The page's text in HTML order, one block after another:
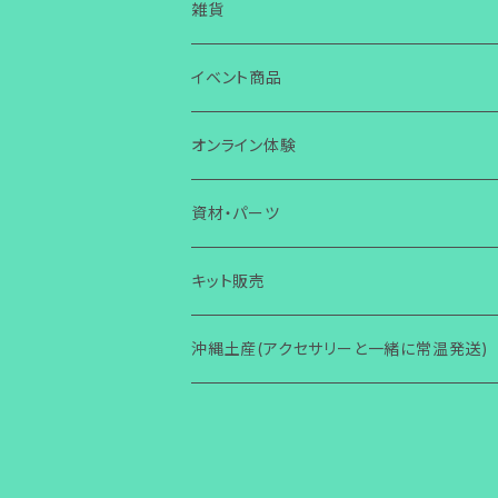
ガラス
ワイヤー
ピアス
ガラス
ワイヤー
イヤリング
ガラス
ワイヤー
マスクチャーム
ガラス
ワイヤー
ブレスレット
ガラス
ワイヤー
ヘアゴム・ヘアピン
ガラス
指輪
皿
ガラス
その他
箸置き・スプーン置き
ガラス
ワイヤー
コースター
ガラス
ワイヤー
その他
ガラス
ワイヤー
雑貨
ガラス
ボタン・タックピン
ストラップ・キーホルダー
ワイヤー
小物入れ
壁掛け
芭蕉布
その他
コラボ商品
その他
その他
イベント商品
誕生日
アクセサリー
小物・雑貨
クリスマス
アクセサリー
小物・雑貨
ハロウィン
アクセサリー
その他
オンライン体験
ガラス体験
初めての方からOK
2回目以降からOK
ワイヤー体験
初心者向け(ショートコース)
資材・パーツ
ガラス関連
ワイヤー関連
キット販売
ガラス関連
沖縄土産(アクセサリーと一緒に常温発送)